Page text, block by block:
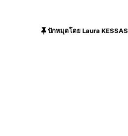
ปักหมุดโดย Laura KESSAS